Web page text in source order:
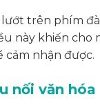
lướt trên phím
này khiến
cảm nhận được.
nối văn hóa